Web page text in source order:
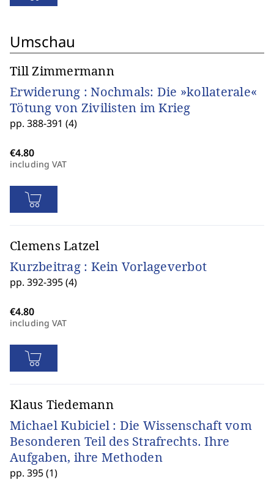
Umschau
Till Zimmermann
Erwiderung : Nochmals: Die »kollaterale«
Tötung von Zivilisten im Krieg
pp. 388-391 (4)
including VAT
Clemens Latzel
Kurzbeitrag : Kein Vorlageverbot
pp. 392-395 (4)
including VAT
Klaus Tiedemann
Michael Kubiciel : Die Wissenschaft vom
Besonderen Teil des Strafrechts. Ihre
Aufgaben, ihre Methoden
pp. 395 (1)